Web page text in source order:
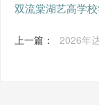
双流棠湖艺高学
上一篇： 2026年